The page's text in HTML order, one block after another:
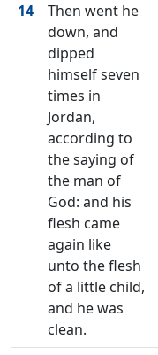
14
Then went he
down, and
dipped
himself seven
times in
Jordan,
according to
the saying of
the man of
God: and his
flesh came
again like
unto the flesh
of a little child,
and he was
clean.